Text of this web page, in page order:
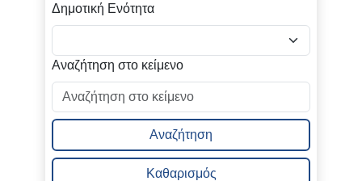
Δημοτική Ενότητα
Αναζήτηση στο κείμενο
Αναζήτηση
Καθαρισμός